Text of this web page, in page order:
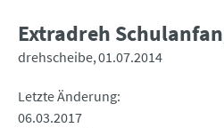
Extradreh
drehscheibe 01.07.2014
Letzte Änderung
06.03.2017